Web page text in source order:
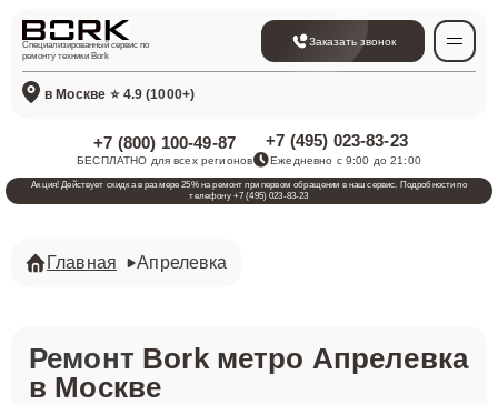
Специализированный сервис по
ремонту техники Bork
Заказать звонок
в Москве ⭐ 4.9 (1000+)
+7 (800) 100-49-87
БЕСПЛАТНО для всех регионов
+7 (495) 023-83-23
Ежедневно с 9:00 до 21:00
Акция! Действует скидка в размере 25% на ремонт при первом обращении в наш сервис. Подробности по
телефону +7 (495) 023-83-23
Главная Апрелевка
Ремонт Bork метро Апрелевка
в Москве